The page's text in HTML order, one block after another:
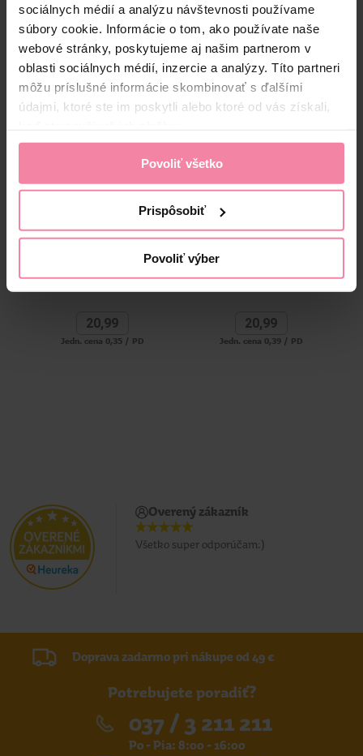
sociálnych médií a analýzu návštevnosti používame
súbory cookie. Informácie o tom, ako používate naše
webové stránky, poskytujeme aj našim partnerom v
oblasti sociálnych médií, inzercie a analýzy. Títo partneri
môžu príslušné informácie skombinovať s ďalšími
údajmi, ktoré ste im poskytli alebo ktoré od vás získali,
Povoliť všetko
Prispôsobiť
Povoliť výber
Zloženie
High-contrast mode
Alternatívne produkty
Persil prací prášok Color
20,99
Jedn. cena 0,35 / PD
Persil prací prášok Expert
Freshness by Silan Box 54
praní
20,99
Jedn. cena 0,39 / PD
Overený zákazník
Všetko super odporúčam:)
Doprava zadarmo pri nákupe od 49 €
Potrebujete poradiť?
037 / 3 211 211
Po - Pia: 8:00 - 16:00